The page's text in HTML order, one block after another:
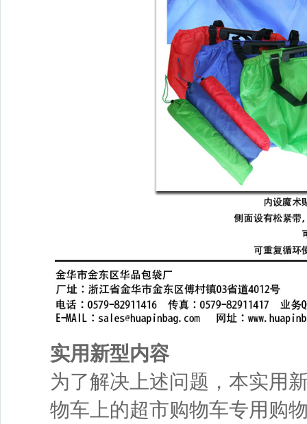
实用新型内容
为了解决上述问题，本实用
物车上的超市购物车专用购